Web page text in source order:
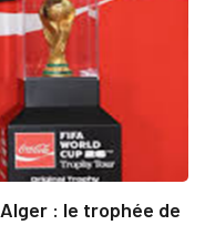
: le trophée de